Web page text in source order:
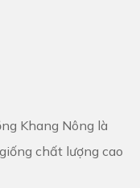
Khang Nông là
chất lượng cao